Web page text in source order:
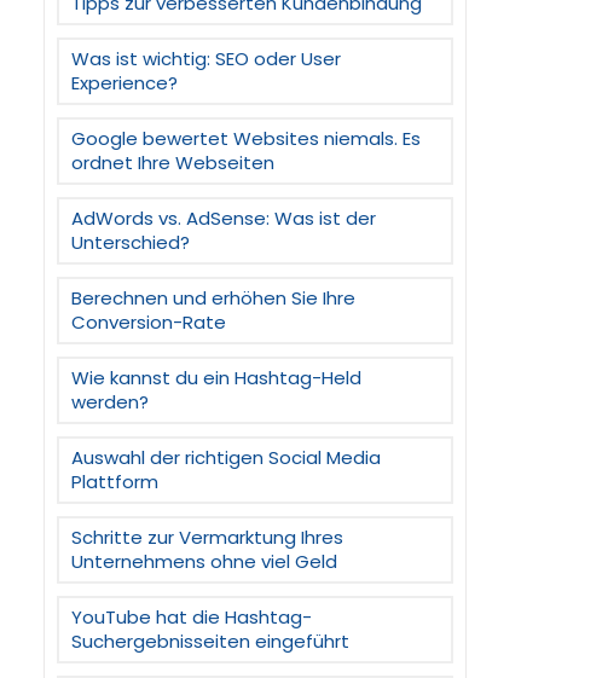
Was ist wichtig: SEO oder User
Experience?
Google bewertet Websites niemals. Es
ordnet Ihre Webseiten
AdWords vs. AdSense: Was ist der
Unterschied?
Berechnen und erhöhen Sie Ihre
Conversion-Rate
Wie kannst du ein Hashtag-Held
werden?
Auswahl der richtigen Social Media
Plattform
Schritte zur Vermarktung Ihres
Unternehmens ohne viel Geld
YouTube hat die Hashtag-
Suchergebnisseiten eingeführt